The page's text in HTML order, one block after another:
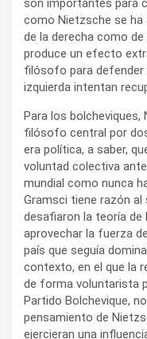
son importantes para
como Nietzsche se ha
de la derecha como
produce un efecto
filósofo para defender
izquierda intentan
Para los
filósofo central por
era política, a saber,
voluntad colectiva
mundial como nunca
Gramsci tiene razón al
desafiaron la teoría de
aprovechar la fuerza
país que seguía
contexto, en el que la
de forma voluntarista
Partido Bolchevique,
pensamiento de
ejercieran una